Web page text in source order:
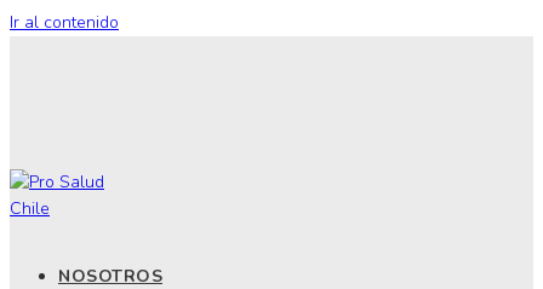
Ir al contenido
NOSOTROS